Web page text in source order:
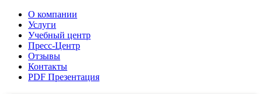
О компании
Услуги
Учебный центр
Пресс-Центр
Отзывы
Контакты
PDF Презентация